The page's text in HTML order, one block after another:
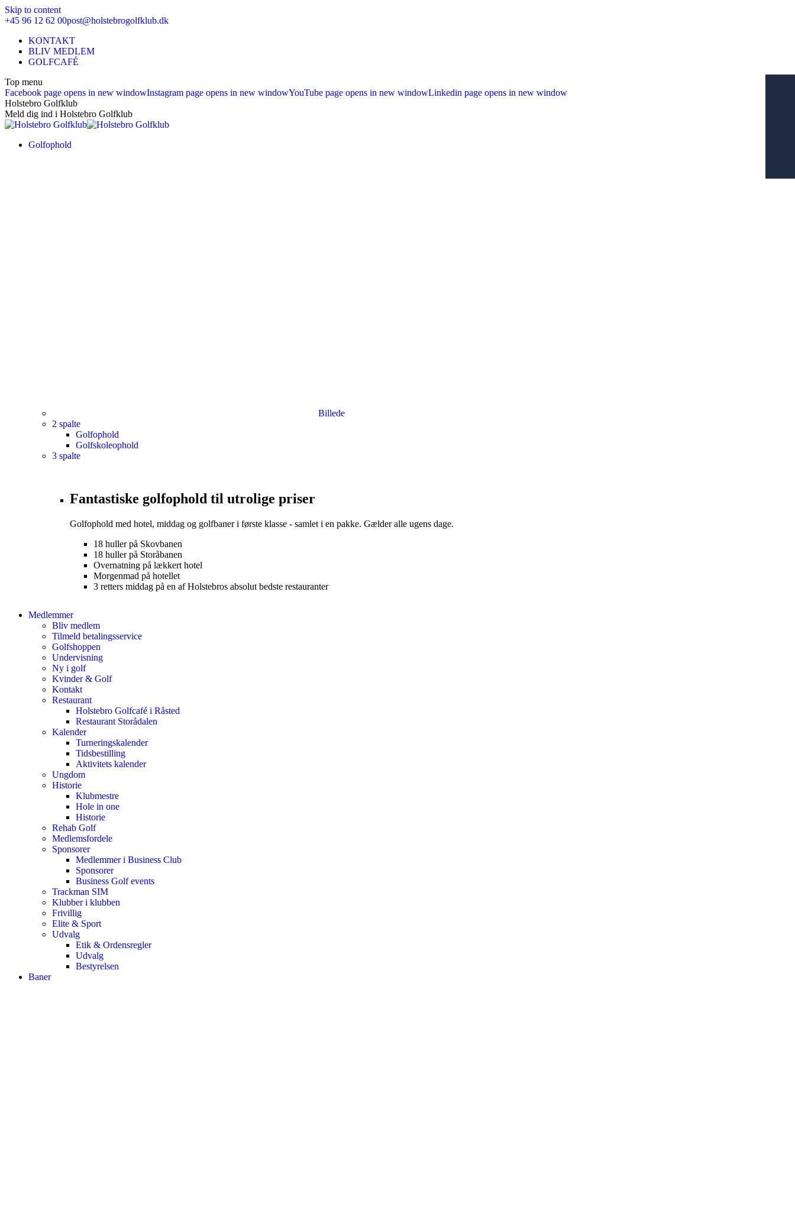
Skip to content
+45 96 12 62 00post@holstebrogolfklub.dk
KONTAKT
BLIV MEDLEM
GOLFCAFÉ
Top menu
Facebook page opens in new windowInstagram page opens in new windowYouTube page opens in new windowLinkedin page opens in new window
Holstebro Golfklub
Meld dig ind i Holstebro Golfklub
Golfophold
Billede
2 spalte
Golfophold
Golfskoleophold
3 spalte
Fantastiske golfophold til utrolige priser
Golfophold med hotel, middag og golfbaner i første klasse - samlet i en pakke. Gælder alle ugens dage.
18 huller på Skovbanen
18 huller på Storåbanen
Overnatning på lækkert hotel
Morgenmad på hotellet
3 retters middag på en af Holstebros absolut bedste restauranter
Medlemmer
Bliv medlem
Tilmeld betalingsservice
Golfshoppen
Undervisning
Ny i golf
Kvinder & Golf
Kontakt
Restaurant
Holstebro Golfcafé i Råsted
Restaurant Storådalen
Kalender
Turneringskalender
Tidsbestilling
Aktivitets kalender
Ungdom
Historie
Klubmestre
Hole in one
Historie
Rehab Golf
Medlemsfordele
Sponsorer
Medlemmer i Business Club
Sponsorer
Business Golf events
Trackman SIM
Klubber i klubben
Frivillig
Elite & Sport
Udvalg
Etik & Ordensregler
Udvalg
Bestyrelsen
Baner